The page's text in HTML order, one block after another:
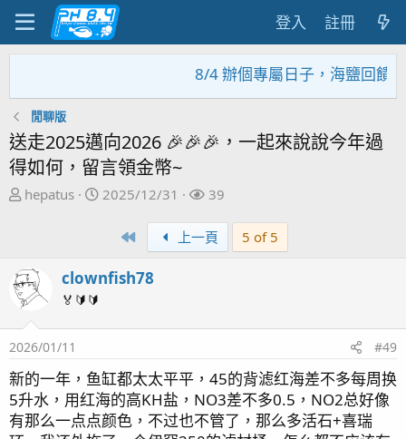
登入 註冊
8/4 辦個專屬日子，海鹽回饋
閒聊版
送走2025邁向2026 🎉🎉🎉，一起來說說今年過
得如何，留言領金幣~
主
人
hepatus
開
2025/12/31
關
者
39
First 上一頁 5 of 5
clownfish78
🏅🔰🔰
2026/01/11 #49
新的一年，鱼缸都太太平平，45的背滤红海差不多每周换
5升水，用红海的高KH盐，NO3差不多0.5，NO2总好像
有那么一点点颜色，不过也不管了，那么多活石+喜瑞